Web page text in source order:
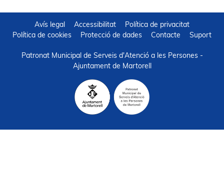
Avís legal Accessibilitat
Política de privacitat
Política de cookies
Protecció de dades Contacte Suport
Patronat Municipal de Serveis d'Atenció a les Persones -
Ajuntament de Martorell